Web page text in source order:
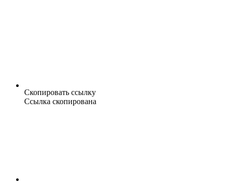
Скопировать ссылку
Ссылка скопирована